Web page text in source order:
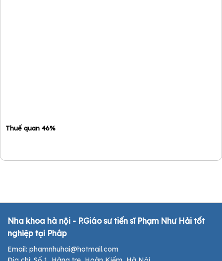
Thuế quan 46%
Nha khoa hà nội - P.Giáo sư tiến sĩ Phạm Như Hải tốt
nghiệp tại Pháp
Email: phamnhuhai@hotmail.com